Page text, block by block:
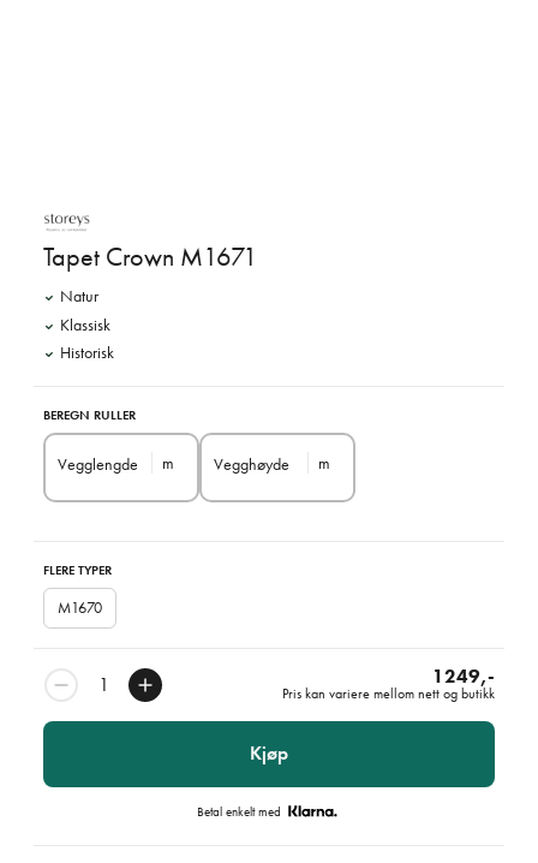
Tapet Crown M1671
Natur
Klassisk
Historisk
BEREGN RULLER
Vegglengde m Vegghøyde m
FLERE TYPER
M1670
1249,-
Pris kan variere mellom nett og butikk
Kjøp
Betal enkelt med